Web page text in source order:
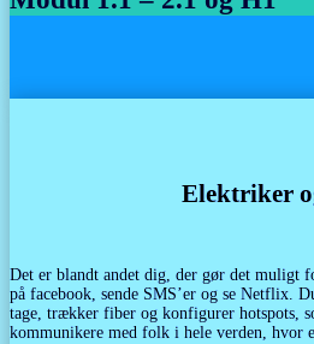
Elektriker
Det er blandt andet dig, der gør det muligt
på facebook, sende SMS’er og se Netflix.
tage, trækker fiber og konfigurer hotspots,
kommunikere med folk i hele verden, hvor